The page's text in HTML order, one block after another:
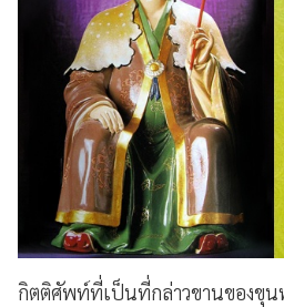
กิตติศัพท์ที่เป็นที่กล่าวขานของขุน